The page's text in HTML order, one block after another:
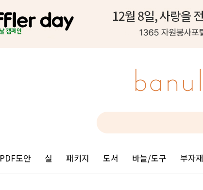
PDF도안 실 패키지 도서 바늘/도구 부자재